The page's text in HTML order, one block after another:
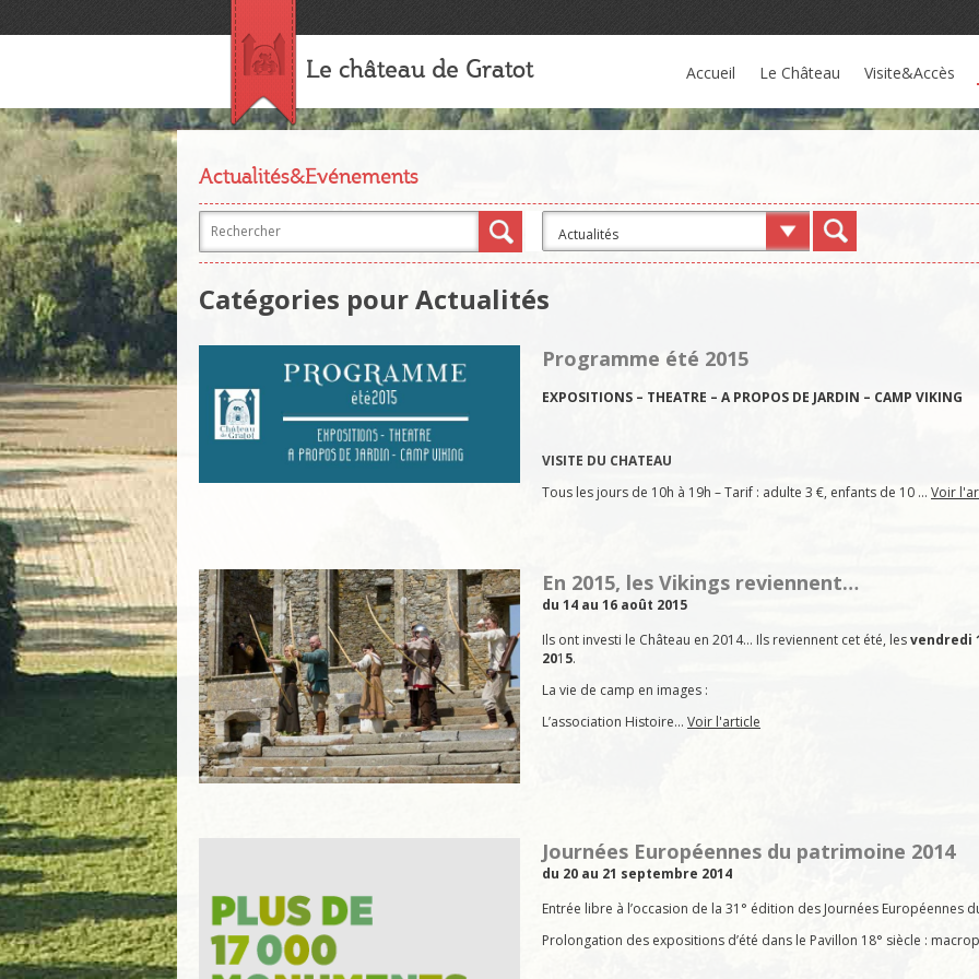
Le château de Gratot Accueil Le Château Visite&Accès
Actualités&Evénements
Catégories pour Actualités
Programme été 2015
EXPOSITIONS – THEATRE – A PROPOS DE JARDIN – CAMP VIKING
VISITE DU CHATEAU
Tous les jours de 10h à 19h – Tarif : adulte 3 €, enfants de 10 … Voir
En 2015, les Vikings reviennent…
du 14 au 16 août 2015
Ils ont investi le Château en 2014… Ils reviennent cet été, lesvendredi
201 5.
La vie de camp en images :
L’association Histoire… Voir l'article
Journées Européennes du patrimoine 2014
du 20 au 21 septembre 2014
Entrée libre à l’occasion de la 31° édition des Journées Européennes
Prolongation des expositions d’été dans le Pavillon 18° siècle :